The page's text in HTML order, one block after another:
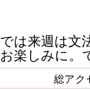
では来週は文
お楽しみに。
総アク